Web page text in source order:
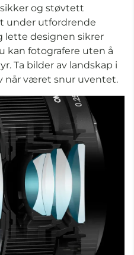
og støvtett
under utfordrende
lette designen sikrer
kan fotografere uten å
Ta bilder av landskap i
når været snur uventet.